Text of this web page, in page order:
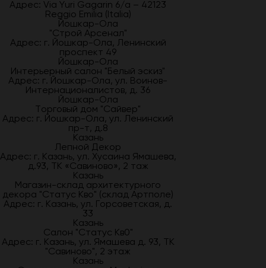
Адрес: Via Yuri Gagarin 6/a – 42123
Reggio Emilia (Italia)
Йошкар-Ола
"Строй Арсенал"
Адрес: г. Йошкар-Ола, Ленинский
проспект 49
Йошкар-Ола
Интерьерный салон "Белый эскиз"
Адрес: г. Йошкар-Ола, ул. Воинов-
Интернационалистов, д. 36
Йошкар-Ола
Торговый дом "Сайвер"
Адрес: г. Йошкар-Ола, ул. Ленинский
пр-т, д.8
Казань
Лепной Декор
Адрес: г. Казань, ул. Хусаина Ямашева,
д.93, ТК «Савиново», 2 таж
Казань
Магазин-склад архитектурного
декора "Статус Кво" (склад Артполе)
Адрес: г. Казань, ул. Горсоветская, д.
33
Казань
Салон "Статус Кв0"
Адрес: г. Казань, ул. Ямашева д. 93, ТК
"Савиново", 2 этаж
Казань